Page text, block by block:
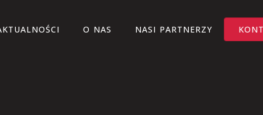
O NAS NASI PARTNERZY